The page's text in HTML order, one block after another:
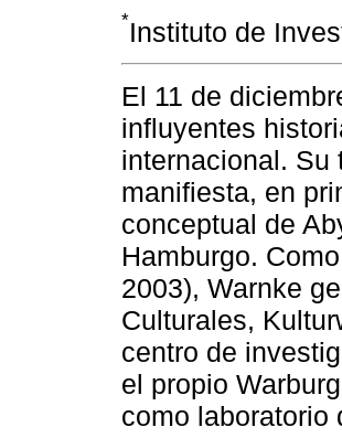
*Instituto de
El 11 de
influyentes
internacional. Su
manifiesta, en
conceptual de
Hamburgo.
2003), Warnke
Culturales,
centro de
el propio
como laboratorio